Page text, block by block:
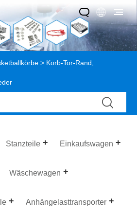
> Korb-Tor-Rand,
Stanzteile Einkaufswagen
Wäschewagen
Anhängelasttransporter